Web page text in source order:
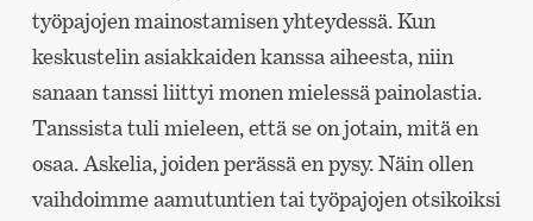
työpajojen mainostamisen yhteydessä. Kun
keskustelin asiakkaiden kanssa aiheesta, niin
sanaan tanssi liittyi monen mielessä painolastia.
Tanssista tuli mieleen, että se on jotain, mitä en
osaa. Askelia, joiden perässä en pysy. Näin ollen
vaihdoimme aamutuntien tai työpajojen otsikoiksi